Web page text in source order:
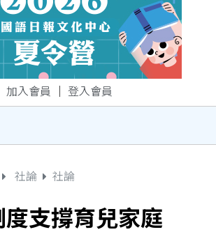
加入會員 ｜ 登入會員
社論 社論
支撐育兒家庭